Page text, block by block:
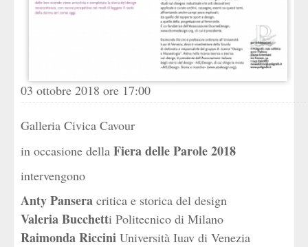
03 ottobre 2018 ore 17:00
Galleria Civica Cavour
in occasione della Fiera delle Parole 2018
intervengono
Anty Pansera critica e storica del design
Valeria Bucchetti Politecnico di Milano
Raimonda Riccini Università Iuav di Venezia